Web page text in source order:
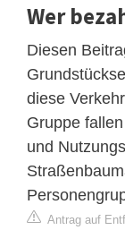
Wer
Diesen
diese
Gruppe
und
Antrag auf